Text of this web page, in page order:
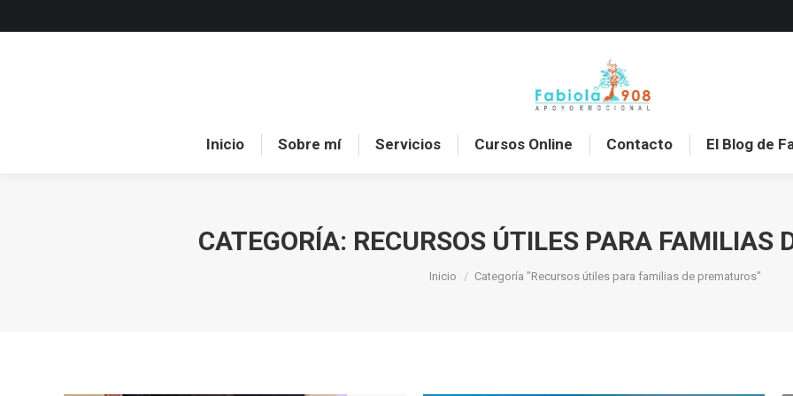
Inicio Sobre mí Servicios Cursos Online Contacto El Blog de
CATEGORÍA: RECURSOS ÚTILES PARA FAMILIAS
Estás aquí:
Inicio Categoría "Recursos útiles para familias de prematuros"
Inicio Sobre mí Servicios Cursos Online